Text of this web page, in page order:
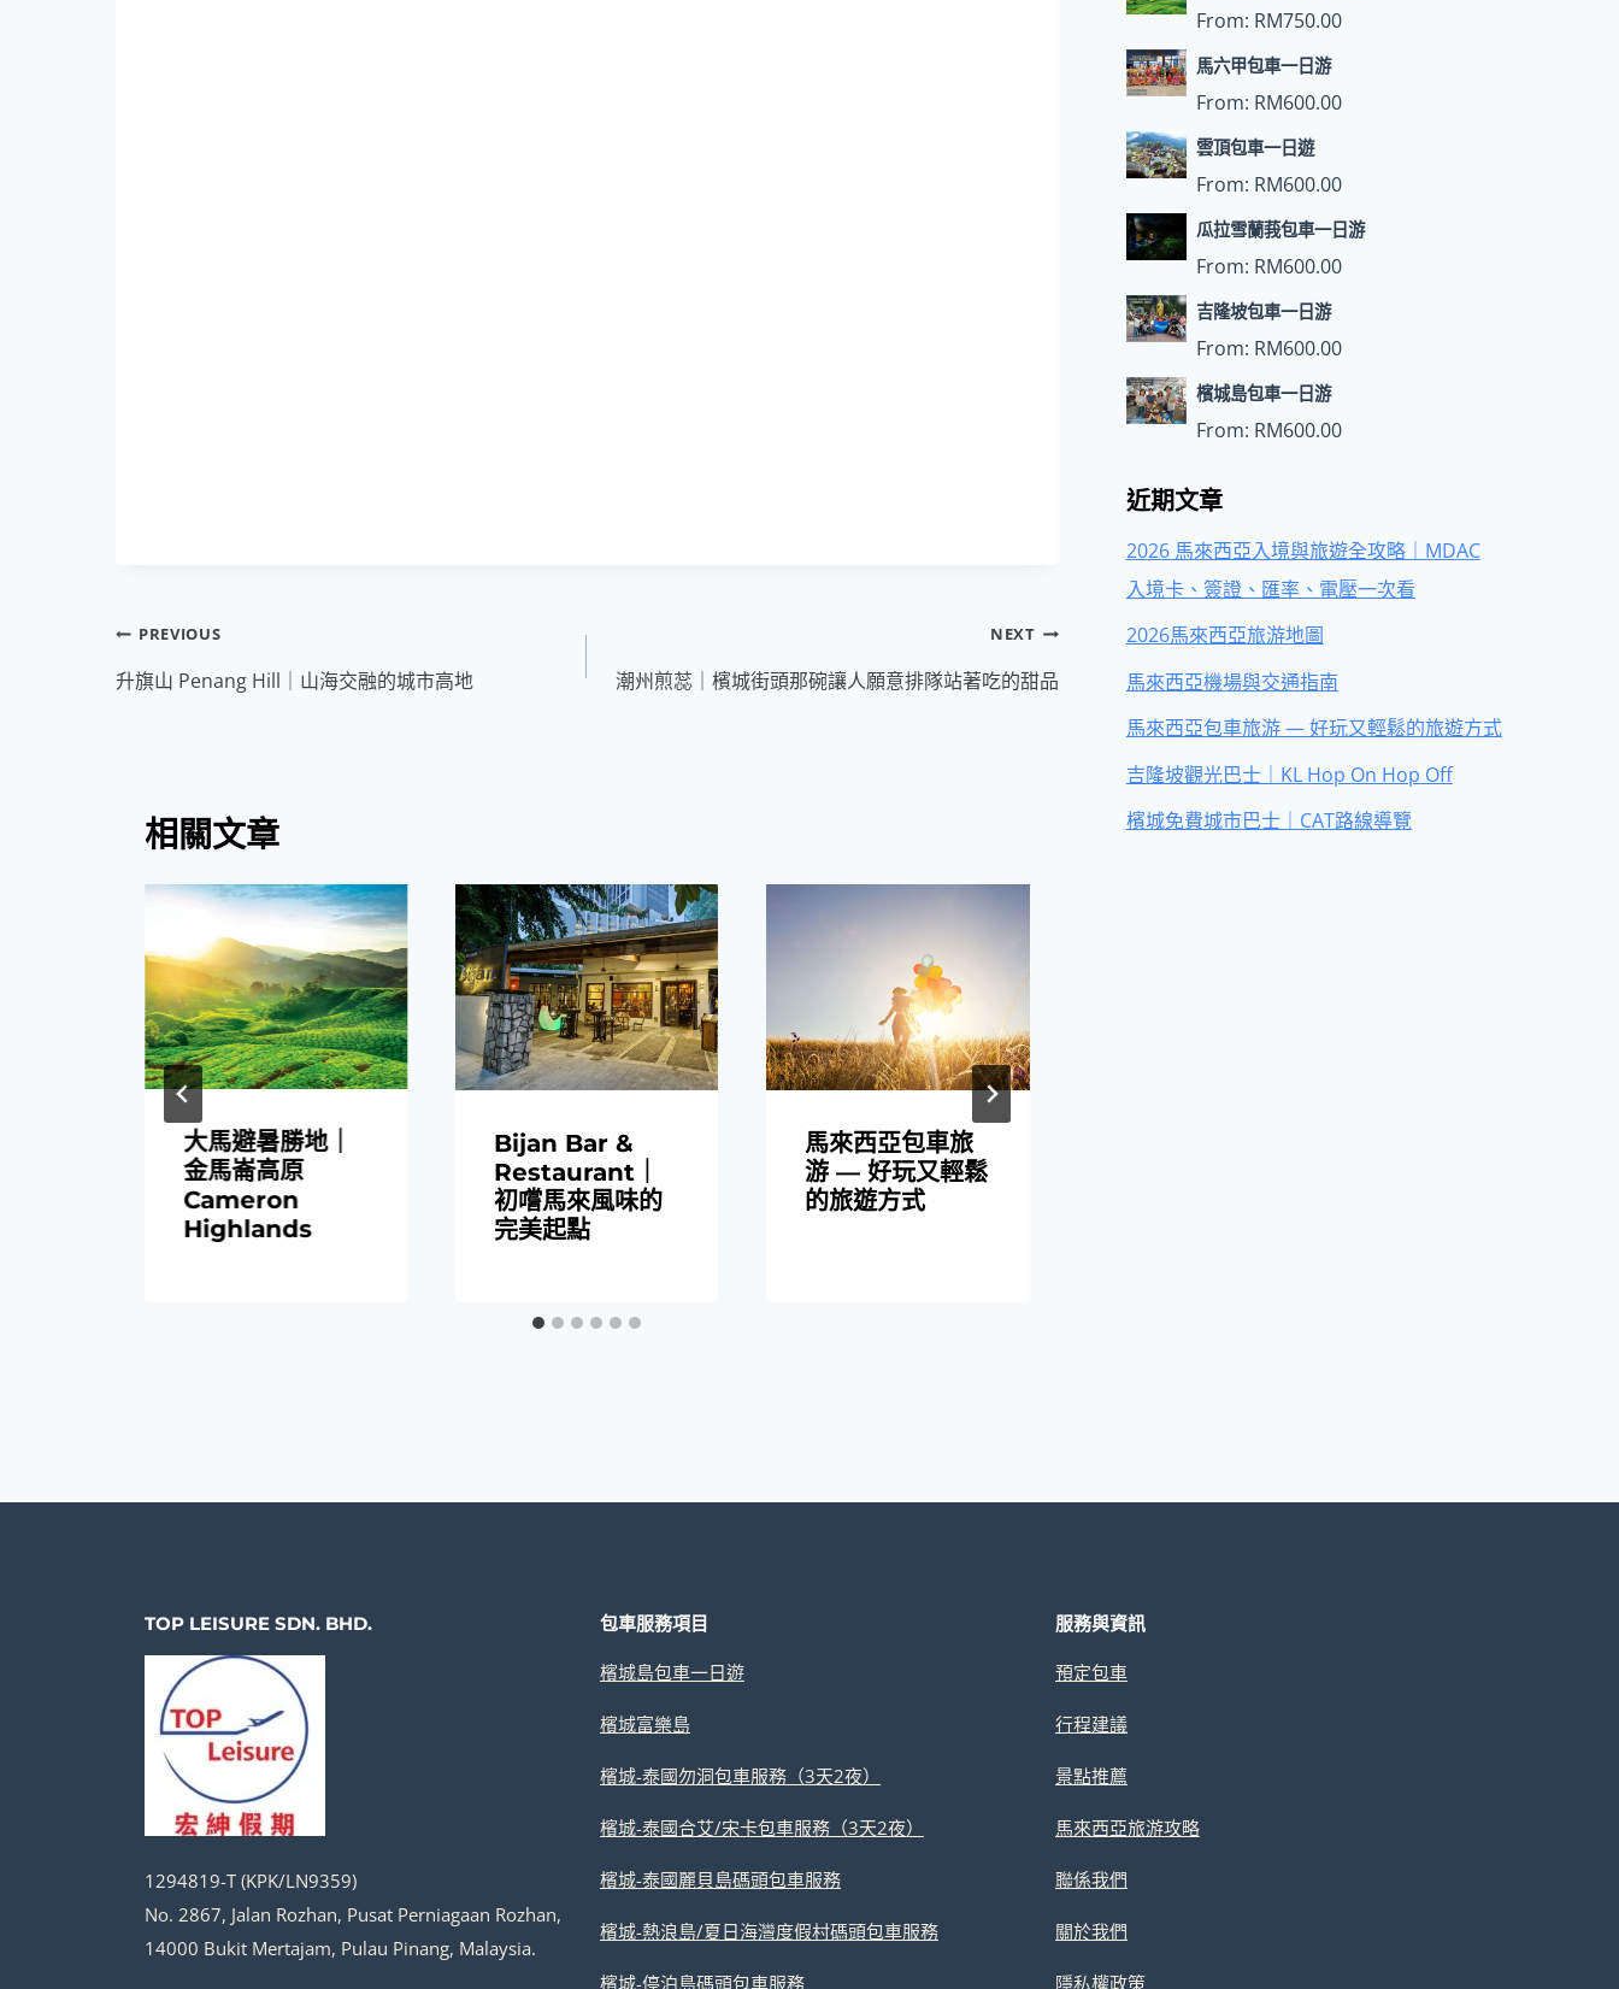
文
章
PREVIOUS
升旗山 Penang Hill｜山海交融的城市高地
NEXT
潮州煎蕊｜檳城街頭那碗讓人願意排隊站著吃的甜品
相關文章
大馬避暑勝地｜
金馬崙高原
Cameron
Highlands
Bijan Bar &
Restaurant｜
初嚐馬來風味的
完美起點
馬來西亞包車旅
游 — 好玩又輕鬆
的旅遊方式
From: RM750.00
馬六甲包車一日游
From: RM600.00
雲頂包車一日遊
From: RM600.00
瓜拉雪蘭莪包車一日游
From: RM600.00
吉隆坡包車一日游
From: RM600.00
檳城島包車一日游
From: RM600.00
近期文章
2026 馬來西亞入境與旅遊全攻略｜MDAC
入境卡、簽證、匯率、電壓一次看
2026馬來西亞旅游地圖
馬來西亞機場與交通指南
馬來西亞包車旅游 — 好玩又輕鬆的旅遊方式
吉隆坡觀光巴士｜KL Hop On Hop Off
檳城免費城市巴士｜CAT路線導覽
TOP LEISURE SDN. BHD.
1294819-T (KPK/LN9359)
No. 2867, Jalan Rozhan, Pusat Perniagaan Rozhan,
14000 Bukit Mertajam, Pulau Pinang, Malaysia.
包車服務項目
檳城島包車一日遊
檳城富樂島
檳城-泰國勿洞包車服務（3天2夜）
檳城-泰國合艾/宋卡包車服務（3天2夜）
檳城-泰國麗貝島碼頭包車服務
檳城-熱浪島/夏日海灣度假村碼頭包車服務
檳城-停泊島碼頭包車服務
服務與資訊
預定包車
行程建議
景點推薦
馬來西亞旅游攻略
聯係我們
關於我們
隱私權政策